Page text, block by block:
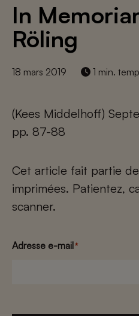
In
Röling
18 mars 2019 1 min.
(Kees Middelhoff)
pp. 87-88
Cet article fait partie
imprimées. Patientez,
scanner.
Adresse e-mail*